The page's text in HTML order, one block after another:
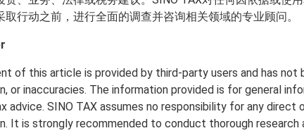
取行动之前，进行全面的调查并咨询相关领域的专业顾问。
of this article is provided by third-party users and has
or inaccuracies. The information provided is for general
advice. SINO TAX assumes no responsibility for any
It is strongly recommended to conduct thorough